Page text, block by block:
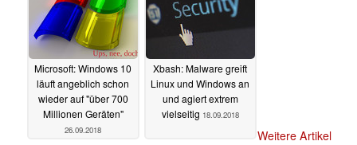
Microsoft: Windows 10
läuft angeblich schon
wieder auf "über 700
Millionen Geräten"
26.09.2018
Xbash: Malware greift
Linux und Windows an
und agiert extrem
vielseitig 18.09.2018
Weitere Artikel